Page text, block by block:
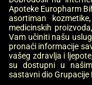
Apoteke Europharm
asortiman
medicinskih
Vam učiniti našu
pronaći informacije
vašeg zdravlja i
su dostupni u
sastavni dio Grupacije